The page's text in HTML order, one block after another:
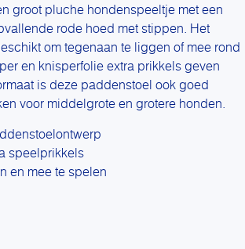
groot pluche hondenspeeltje met een
rode hoed met stippen. Het
om tegenaan te liggen of mee rond
en knisperfolie extra prikkels geven
is deze paddenstoel ook goed
voor middelgrote en grotere honden.
speelprikkels
en mee te spelen